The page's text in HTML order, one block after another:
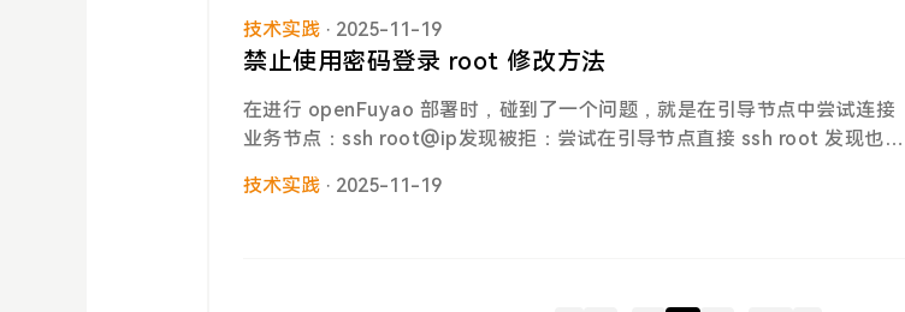
入和思考的懒惰。是这样呀，还是要专注于眼下，慢就是稳，稳就是快。爱
上擦肩而过的万事万物特别喜欢下面这句话：去哪儿都是出发，坐下即是回
家
环境准备本次实践使用虚拟机作为节点进行部署配置引导节点创建一个 4c8g
512GiB 的虚拟机 vm-1318 deployment并安装系统DHCPv4 10.17.36.49/
22业务集群节点创建一个 8c16g 512GiB 的虚拟机 vm-1319 master并安装
系统DCHPv4 10.17.36.50/22安装准备在引导节点上，下载并自动化安装 BK
E 工具curl -sfL https://openfuyao.obs.cn-north-4.myhuaweicloud.co
m/openFuyao/bkeadm/releases/download/v25.09/download.sh | bash
技术实践 · 2025-11-19
禁止使用密码登录 root 修改方法
在进行 openFuyao 部署时，碰到了一个问题，就是在引导节点中尝试连接
业务节点：ssh root@ip发现被拒：尝试在引导节点直接 ssh root 发现也不
刻新机器上没有 vim ，执行安装 vim：apt update apt install vim查看 ssh
技术实践 · 2025-11-19